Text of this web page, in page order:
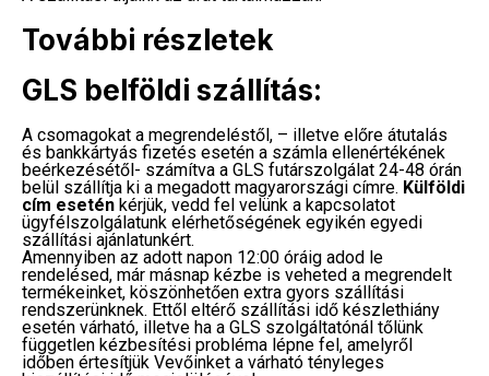
További részletek
GLS belföldi szállítás:
A csomagokat a megrendeléstől, – illetve előre átutalás
és bankkártyás fizetés esetén a számla ellenértékének
beérkezésétől- számítva a GLS futárszolgálat 24-48 órán
belül szállítja ki a megadott magyarországi címre. Külföldi
cím esetén kérjük, vedd fel velünk a kapcsolatot
ügyfélszolgálatunk elérhetőségének egyikén egyedi
szállítási ajánlatunkért.
Amennyiben az adott napon 12:00 óráig adod le
rendelésed, már másnap kézbe is veheted a megrendelt
termékeinket, köszönhetően extra gyors szállítási
rendszerünknek. Ettől eltérő szállítási idő készlethiány
esetén várható, illetve ha a GLS szolgáltatónál tőlünk
független kézbesítési probléma lépne fel, amelyről
időben értesítjük Vevőinket a várható tényleges